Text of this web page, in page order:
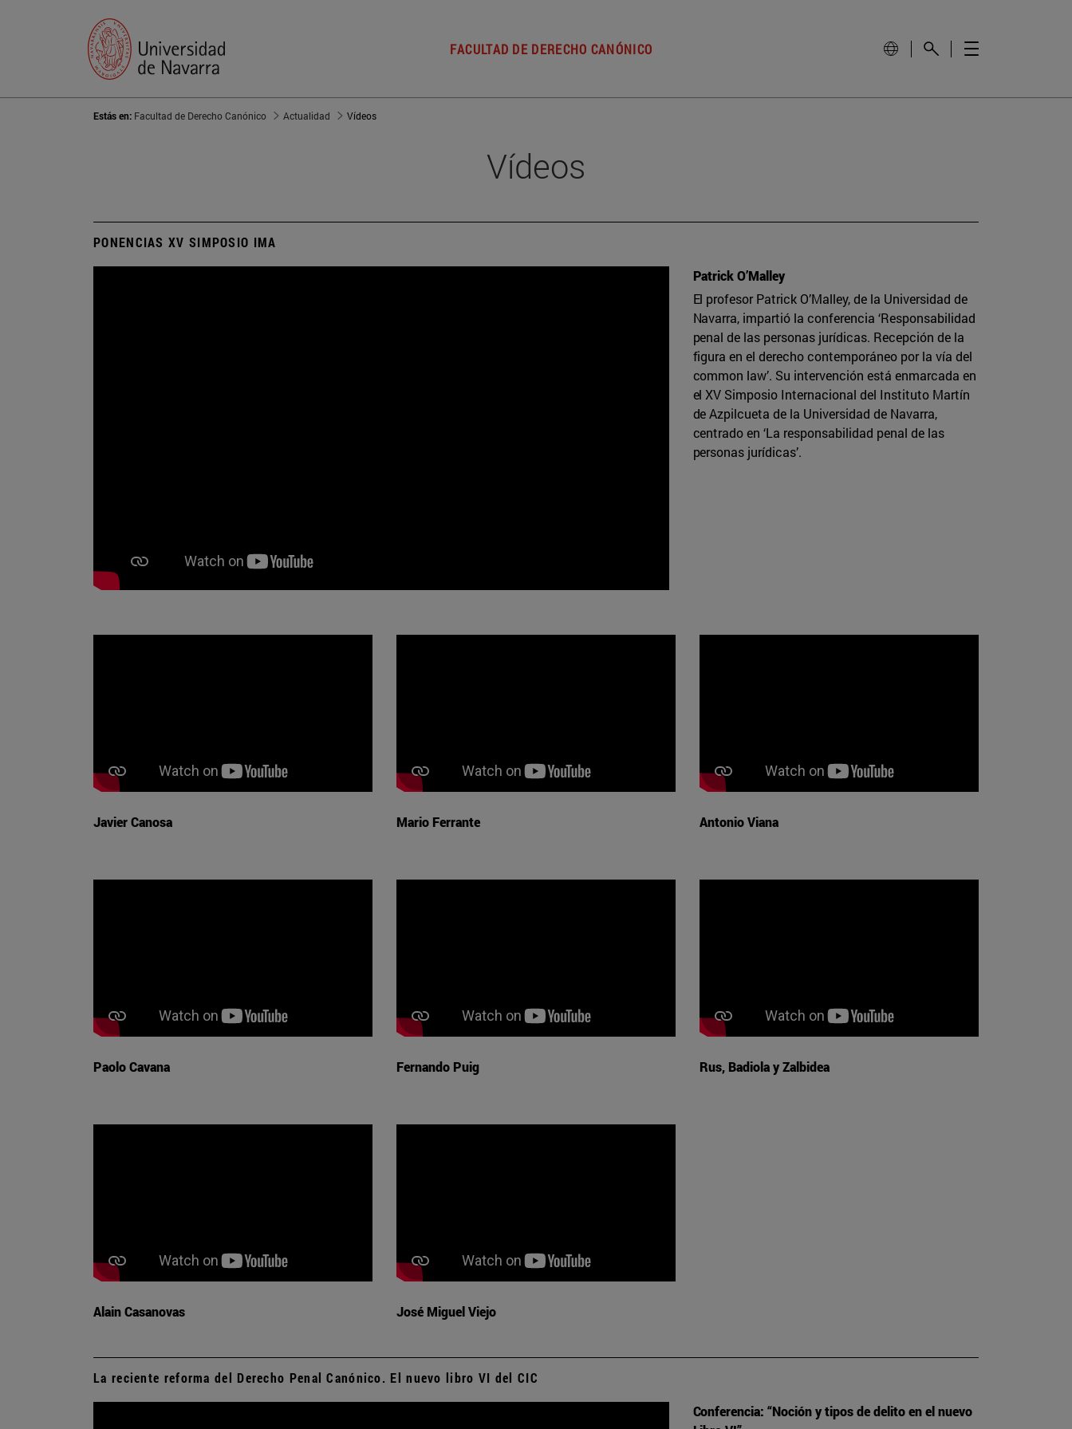
FACULTAD DE DERECHO CANÓNICO
Estás en: Facultad de Derecho Canónico Actualidad Vídeos
Vídeos
PONENCIAS XV SIMPOSIO IMA
Patrick O’Malley
El profesor Patrick O’Malley, de la Universidad de
Navarra, impartió la conferencia ‘Responsabilidad
penal de las personas jurídicas. Recepción de la
figura en el derecho contemporáneo por la vía del
common law’. Su intervención está enmarcada en
el XV Simposio Internacional del Instituto Martín
de Azpilcueta de la Universidad de Navarra,
centrado en ‘La responsabilidad penal de las
personas jurídicas’.
Javier Canosa Mario Ferrante Antonio Viana
Paolo Cavana Fernando Puig Rus, Badiola y Zalbidea
Alain Casanovas José Miguel Viejo
La reciente reforma del Derecho Penal Canónico. El nuevo libro VI del CIC
Conferencia: “Noción y tipos de delito en el nuevo